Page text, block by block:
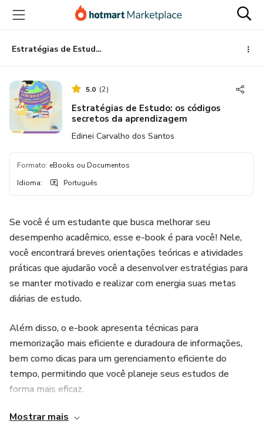
para
conteúdo
principal
para
pagamento
para
rodapé
Estratégias de Estudo: os códigos secretos da aprendizagem
5.0 (2)
Estratégias de Estudo: os códigos
secretos da aprendizagem
Edinei Carvalho dos Santos
Formato: eBooks ou Documentos
Idioma: Português
Se você é um estudante que busca melhorar seu
desempenho acadêmico, esse e-book é para você! Nele,
você encontrará breves orientações teóricas e atividades
práticas que ajudarão você a desenvolver estratégias para
se manter motivado e realizar com energia suas metas
diárias de estudo.
Além disso, o e-book apresenta técnicas para
memorização mais eficiente e duradoura de informações,
bem como dicas para um gerenciamento eficiente do
tempo, permitindo que você planeje seus estudos de
forma mais eficaz.
E não para por aí! Com o e-book "Estratégias de Estudo: os
Mostrar mais